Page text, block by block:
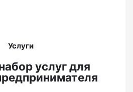
Услуги
услуг для